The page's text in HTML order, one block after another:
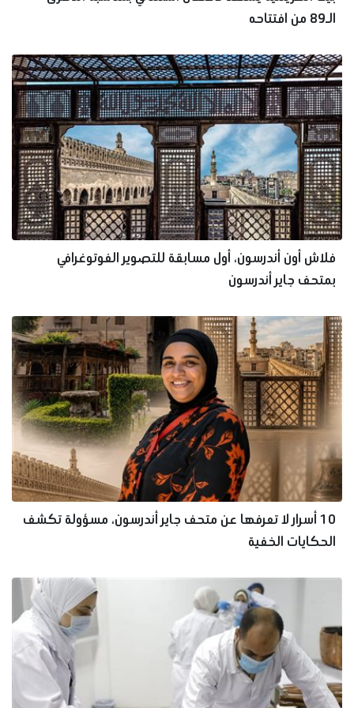
الـ89 من افتتاحه
فلاش أون أندرسون، أول مسابقة للتصوير الفوتوغرافي
بمتحف جاير أندرسون
10 أسرار لا تعرفها عن متحف جاير أندرسون، مسؤولة تكشف
الحكايات الخفية